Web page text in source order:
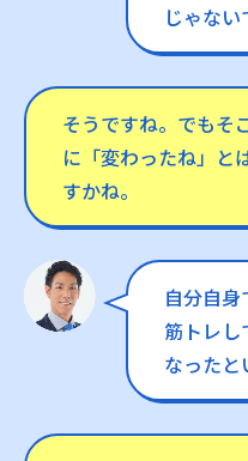
じゃない
そうですね。でもそ
に「変わったね」と
すかね。
自分自身
筋トレし
なったと